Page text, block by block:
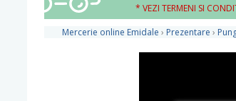
* VEZI TERMENI SI
Mercerie online Emidale › Prezentare ›